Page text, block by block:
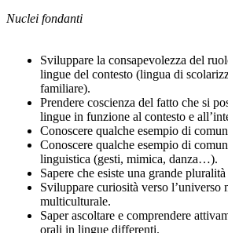
Nuclei fondanti
Sviluppare la consapevolezza del
lingue del contesto (lingua di
familiare).
Prendere coscienza del fatto che si
lingue in funzione al contesto e
Conoscere qualche esempio di
Conoscere qualche esempio di
linguistica (gesti, mimica, danza…).
Sapere che esiste una grande
Sviluppare curiosità verso l’universo
multiculturale.
Saper ascoltare e comprendere
orali in lingue differenti.